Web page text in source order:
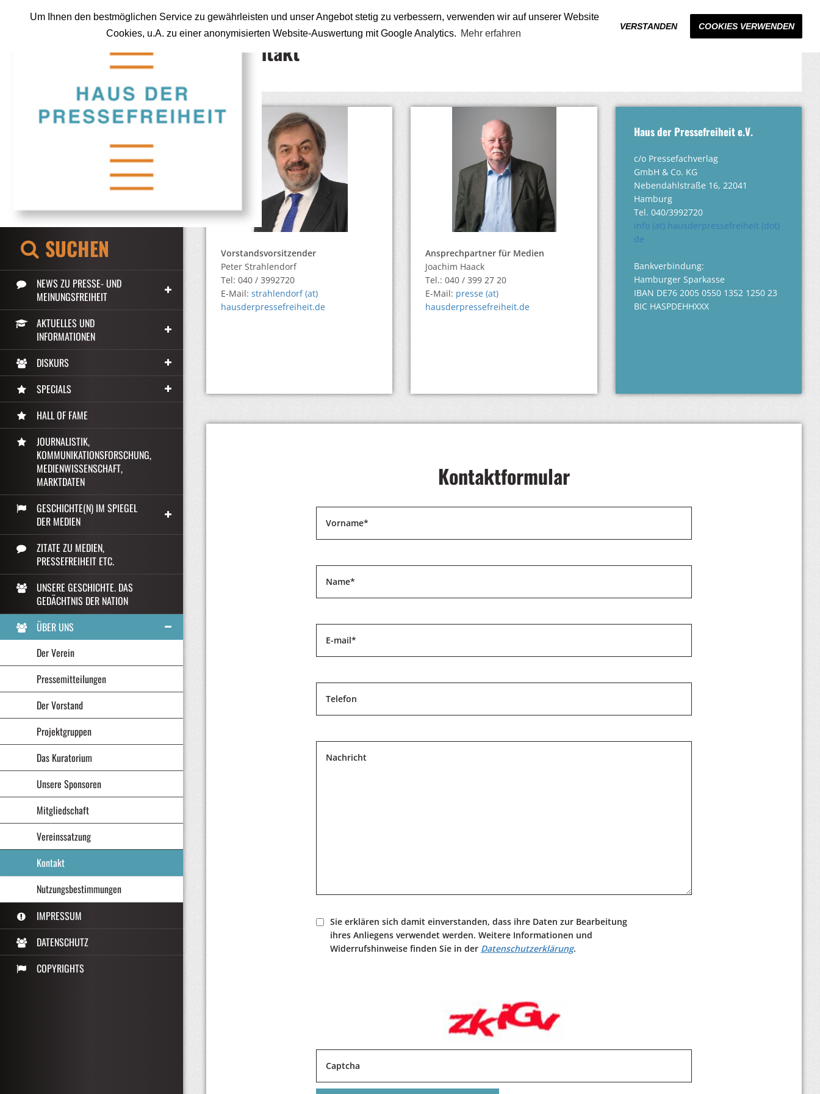
Um Ihnen den bestmöglichen Service zu gewährleisten und unser Angebot stetig zu verbessern, verwenden wir auf unserer Website
Cookies, u.A. zu einer anonymisierten Website-Auswertung mit Google Analytics. Mehr erfahren
VERSTANDEN COOKIES VERWENDEN
SUCHEN
NEWS ZU PRESSE- UND
MEINUNGSFREIHEIT
AKTUELLES UND
INFORMATIONEN
DISKURS
SPECIALS
HALL OF FAME
JOURNALISTIK,
KOMMUNIKATIONSFORSCHUNG,
MEDIENWISSENSCHAFT,
MARKTDATEN
GESCHICHTE(N) IM SPIEGEL
DER MEDIEN
ZITATE ZU MEDIEN,
PRESSEFREIHEIT ETC.
UNSERE GESCHICHTE. DAS
GEDÄCHTNIS DER NATION
ÜBER UNS
Der Verein
Pressemitteilungen
Der Vorstand
Projektgruppen
Das Kuratorium
Unsere Sponsoren
Mitgliedschaft
Vereinssatzung
Kontakt
Nutzungsbestimmungen
IMPRESSUM
DATENSCHUTZ
COPYRIGHTS
Kontakt
Vorstandsvorsitzender
Peter Strahlendorf
Tel: 040 / 3992720
E-Mail: strahlendorf (at)
hausderpressefreiheit.de
Ansprechpartner für Medien
Joachim Haack
Tel.: 040 / 399 27 20
E-Mail: presse (at)
hausderpressefreiheit.de
Haus der Pressefreiheit e.V.
c/o Pressefachverlag
GmbH & Co. KG
Nebendahlstraße 16, 22041
Hamburg
Tel. 040/3992720
info (at) hausderpressefreiheit (dot)
de
Bankverbindung:
Hamburger Sparkasse
IBAN DE76 2005 0550 1352 1250 23
BIC HASPDEHHXXX
Kontaktformular
Sie erklären sich damit einverstanden, dass ihre Daten zur Bearbeitung
ihres Anliegens verwendet werden. Weitere Informationen und
Widerrufshinweise finden Sie in der Datenschutzerklärung.